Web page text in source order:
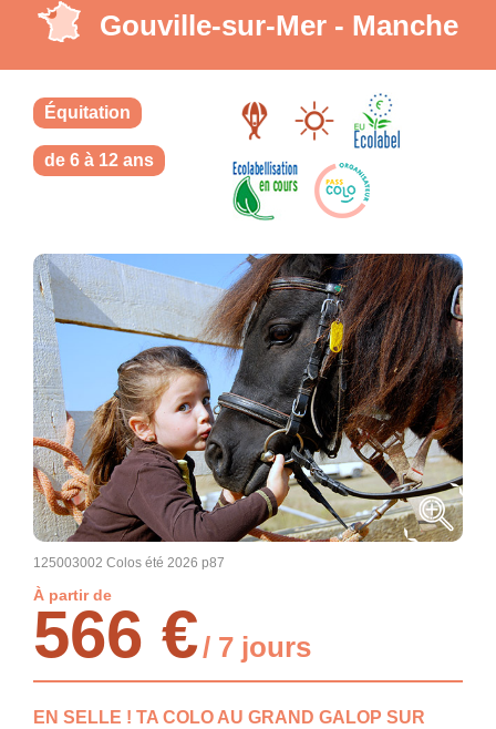
Gouville-sur-Mer - Manche
Équitation
de 6 à 12 ans
125003002 Colos été 2026 p87
À partir de
566 €/ 7 jours
EN SELLE ! TA COLO AU GRAND GALOP SUR